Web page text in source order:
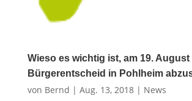
Wieso es wichtig ist, am 19. August
Bürgerentscheid in Pohlheim
von Bernd | Aug. 13, 2018| News